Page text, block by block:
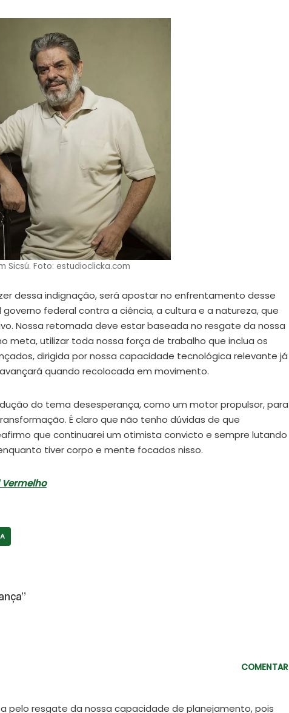
Sicsú. Foto: estudioclicka.com
dessa indignação, será apostar no enfrentamento desse
federal contra a ciência, a cultura e a natureza, que
Nossa retomada deve estar baseada no resgate da nossa
meta, utilizar toda nossa força de trabalho que inclua os
dirigida por nossa capacidade tecnológica relevante já
quando recolocada em movimento.
do tema desesperança, como um motor propulsor, para
É claro que não tenho dúvidas de que
que continuarei um otimista convicto e sempre lutando
tiver corpo e mente focados nisso.
COMENTAR
pelo resgate da nossa capacidade de planejamento, pois